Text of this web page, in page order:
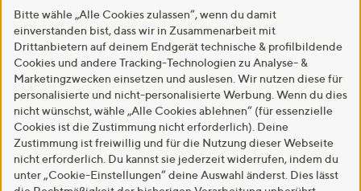
Bitte wähle „Alle Cookies zulassen“, wenn du damit
einverstanden bist, dass wir in Zusammenarbeit mit
Drittanbietern auf deinem Endgerät technische & profilbildende
Cookies und andere Tracking-Technologien zu Analyse- &
Marketingzwecken einsetzen und auslesen. Wir nutzen diese für
personalisierte und nicht-personalisierte Werbung. Wenn du dies
nicht wünschst, wähle „Alle Cookies ablehnen“ (für essenzielle
Cookies ist die Zustimmung nicht erforderlich). Deine
Zustimmung ist freiwillig und für die Nutzung dieser Webseite
nicht erforderlich. Du kannst sie jederzeit widerrufen, indem du
unter „Cookie-Einstellungen“ deine Auswahl änderst. Dies lässt